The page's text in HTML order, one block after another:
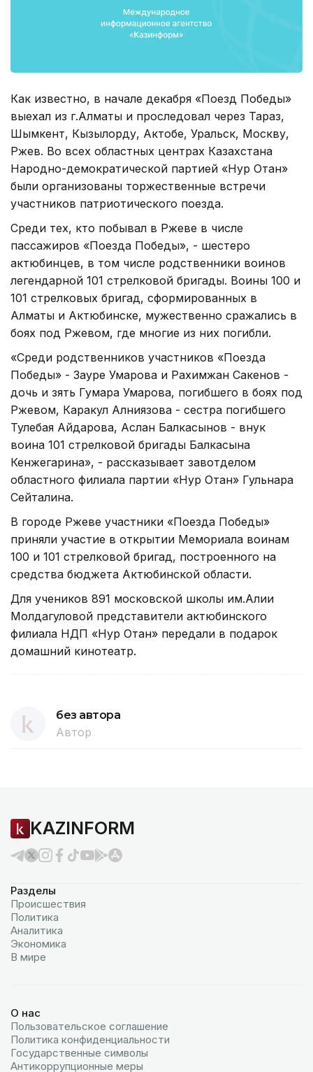
Как известно, в начале декабря «Поезд Победы»
выехал из г.Алматы и проследовал через Тараз,
Шымкент, Кызылорду, Актобе, Уральск, Москву,
Ржев. Во всех областных центрах Казахстана
Народно-демократической партией «Нур Отан»
были организованы торжественные встречи
участников патриотического поезда.
Среди тех, кто побывал в Ржеве в числе
пассажиров «Поезда Победы», - шестеро
актюбинцев, в том числе родственники воинов
легендарной 101 стрелковой бригады. Воины 100 и
101 стрелковых бригад, сформированных в
Алматы и Актюбинске, мужественно сражались в
боях под Ржевом, где многие из них погибли.
«Среди родственников участников «Поезда
Победы» - Зауре Умарова и Рахимжан Сакенов -
дочь и зять Гумара Умарова, погибшего в боях под
Ржевом, Каракул Алниязова - сестра погибшего
Тулебая Айдарова, Аслан Балкасынов - внук
воина 101 стрелковой бригады Балкасына
Кенжегарина», - рассказывает завотделом
областного филиала партии «Нур Отан» Гульнара
Сейталина.
В городе Ржеве участники «Поезда Победы»
приняли участие в открытии Мемориала воинам
100 и 101 стрелковой бригад, построенного на
средства бюджета Актюбинской области.
Для учеников 891 московской школы им.Алии
Молдагуловой представители актюбинского
филиала НДП «Нур Отан» передали в подарок
домашний кинотеатр.
без автора
Автор
KAZINFORM
Разделы
Происшествия
Политика
Аналитика
Экономика
В мире
О нас
Пользовательское соглашение
Политика конфиденциальности
Государственные символы
Антикоррупционные меры